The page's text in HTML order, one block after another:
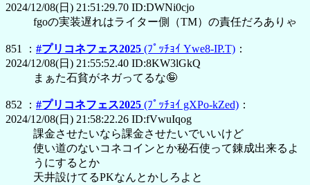
2024/12/08(日) 21:51:29.70 ID:DWNi0cjo
fgoの実装遅れはライター側（TM）の責任だろありゃ
851 ： #プリコネフェス2025 (ﾌﾟｯﾁｮｲ Ywe8-IP.T) ：
2024/12/08(日) 21:55:52.40 ID:8KW3lGkQ
まぁた石貧がネガってるな🤪
852 ： #プリコネフェス2025 (ﾌﾟｯﾁｮｲ gXPo-kZed) ：
2024/12/08(日) 21:58:22.26 ID:fVwuIqog
課金させたいなら課金させたいでいいけど
使い道のないコネコインとか秘石使って錬成出来るよ
うにするとか
天井設けてるPKなんとかしろよと